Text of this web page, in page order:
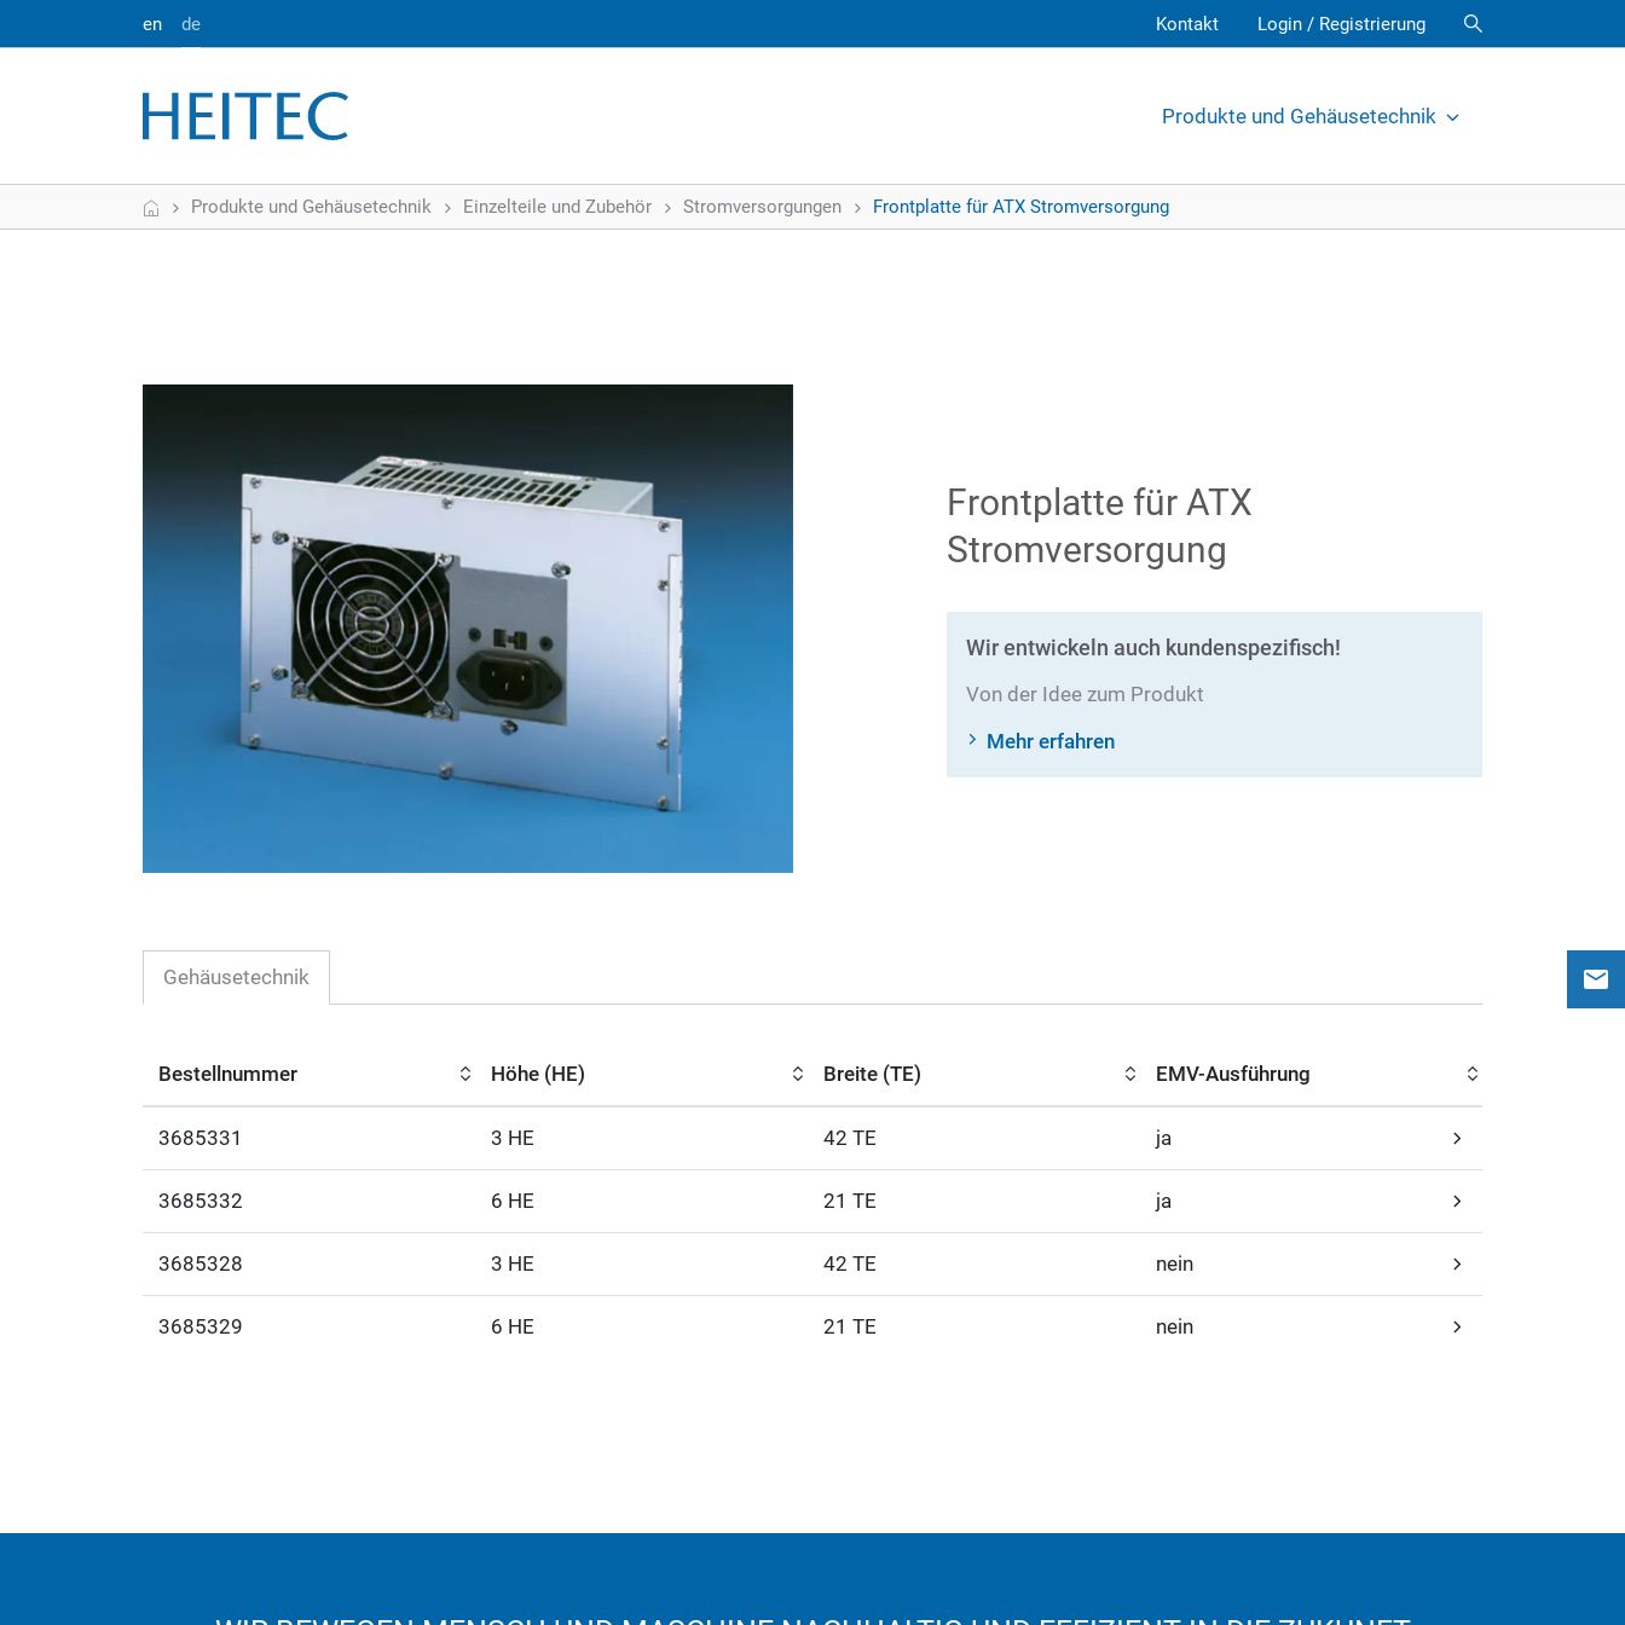
en de Kontakt Login / Registrierung
Produkte und Gehäusetechnik
StartProdukte und Gehäusetechnik Einzelteile und Zubehör Stromversorgungen Frontplatte für ATX Stromversorgung
Frontplatte für ATX
Stromversorgung
Wir entwickeln auch kundenspezifisch!
Von der Idee zum Produkt
Mehr erfahren
Gehäusetechnik
Bestellnummer Höhe (HE) Breite (TE) EMV-Ausführung
3685331 3 HE 42 TE ja
3685332 6 HE 21 TE ja
3685328 3 HE 42 TE nein
3685329 6 HE 21 TE nein